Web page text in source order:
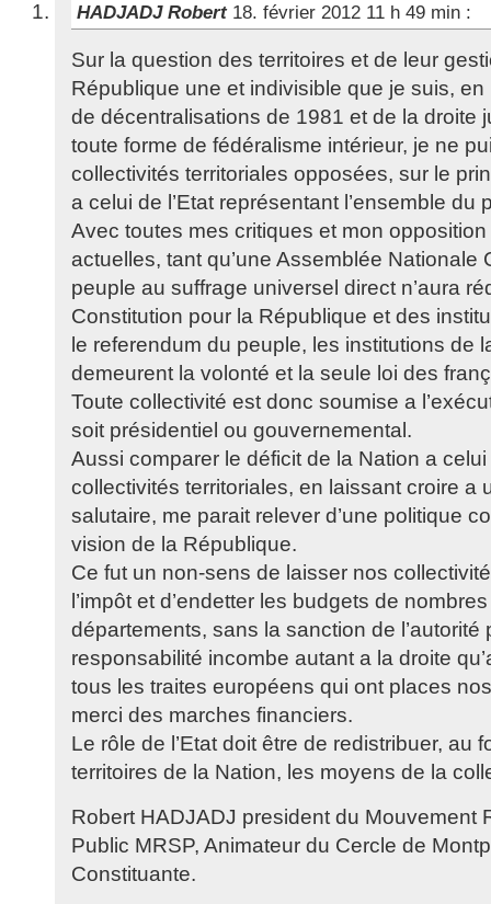
HADJADJ Robert 18. février 2012 11 h 49 min :
Sur la question des territoires et de leur
République une et indivisible que je suis,
de décentralisations de 1981 et de la droite
toute forme de fédéralisme intérieur, je ne
collectivités territoriales opposées, sur le
a celui de l’Etat représentant l’ensemble du
Avec toutes mes critiques et mon
actuelles, tant qu’une Assemblée Nationale
peuple au suffrage universel direct n’aura
Constitution pour la République et des
le referendum du peuple, les institutions de
demeurent la volonté et la seule loi des
Toute collectivité est donc soumise a
soit présidentiel ou gouvernemental.
Aussi comparer le déficit de la Nation a celui
collectivités territoriales, en laissant croire a
salutaire, me parait relever d’une politique
vision de la République.
Ce fut un non-sens de laisser nos
l’impôt et d’endetter les budgets de
départements, sans la sanction de l’autorité
responsabilité incombe autant a la droite
tous les traites européens qui ont places
merci des marches financiers.
Le rôle de l’Etat doit être de redistribuer, au
territoires de la Nation, les moyens de la
Robert HADJADJ president du Mouvement
Public MRSP, Animateur du Cercle de
Constituante.